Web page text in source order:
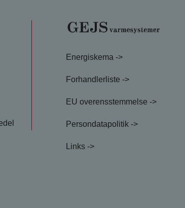
Energiskema ->
Forhandlerliste ->
EU overensstemmelse ->
Persondatapolitik ->
Links ->